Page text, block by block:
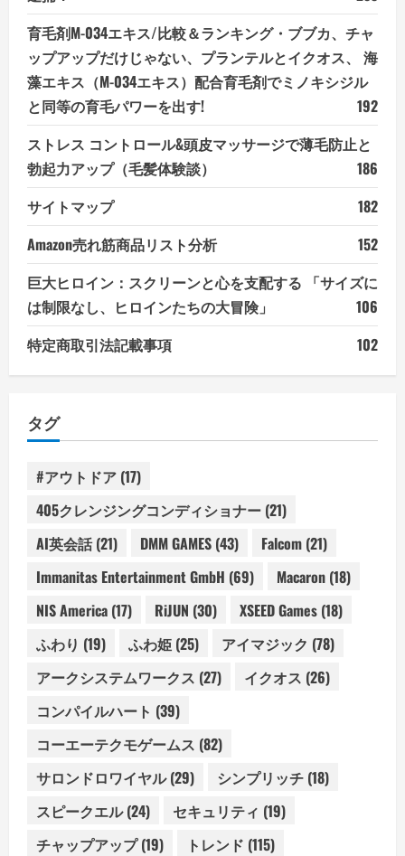
育毛剤M-034エキス/比較＆ランキング・ブブカ、チャ
ップアップだけじゃない、プランテルとイクオス、 海
藻エキス（M-034エキス）配合育毛剤でミノキシジル
と同等の育毛パワーを出す!
192
ストレス コントロール&頭皮マッサージで薄毛防止と
勃起力アップ（毛髪体験談）
186
サイトマップ
182
Amazon売れ筋商品リスト分析
152
巨大ヒロイン：スクリーンと心を支配する 「サイズに
は制限なし、ヒロインたちの大冒険」
106
特定商取引法記載事項
102
タグ
#アウトドア (17)
405クレンジングコンディショナー (21)
AI英会話(21) DMM GAMES (43) Falcom (21)
Immanitas Entertainment GmbH (69) Macaron (18)
NIS America (17) RiJUN (30) XSEED Games (18)
ふわり (19) ふわ姫 (25) アイマジック (78)
アークシステムワークス (27) イクオス (26)
コンパイルハート (39)
コーエーテクモゲームス (82)
サロンドロワイヤル(29) シンプリッチ (18)
スピークエル(24) セキュリティ (19)
チャップアップ(19) トレンド (115)